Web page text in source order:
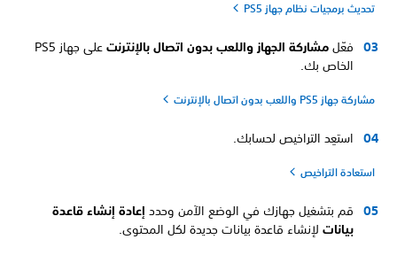
تحديث برمجيات نظام جهاز PS5
فعّلمشاركة الجهاز واللعب بدون اتصال بالإنترنت
على جهاز PS5
الخاص بك.
مشاركة جهاز PS5 واللعب بدون اتصال بالإنترنت
استعِد التراخيص لحسابك.
استعادة التراخيص
قم بتشغيل جهازك في الوضع الآمن وحددإعادة إنشاء قاعدة
بياناتلإنشاء قاعدة بيانات جديدة لكل المحتوى.